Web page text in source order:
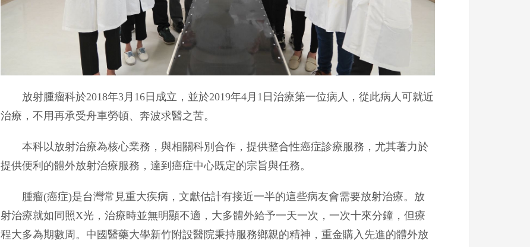
放射腫瘤科於2018年3月16日成立，並於2019年4月1日治療第一位病人，從此病人可就近
治療，不用再承受舟車勞頓、奔波求醫之苦。
本科以放射治療為核心業務，與相關科別合作，提供整合性癌症診療服務，尤其著力於
提供便利的體外放射治療服務，達到癌症中心既定的宗旨與任務。
腫瘤(癌症)是台灣常見重大疾病，文獻估計有接近一半的這些病友會需要放射治療。放
射治療就如同照X光，治療時並無明顯不適，大多體外給予一天一次，一次十來分鐘，但療
程大多為期數周。中國醫藥大學新竹附設醫院秉持服務鄉親的精神，重金購入先進的體外放